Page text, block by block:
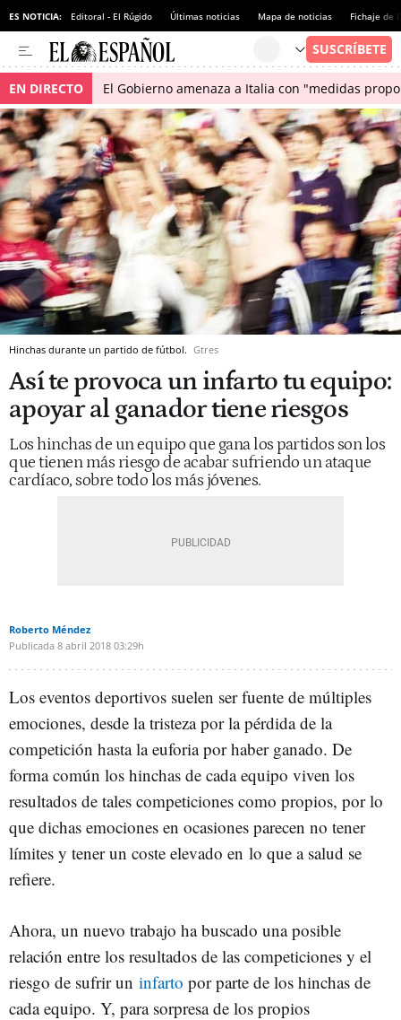
ES NOTICIA: Editoral - El Rúgido Últimas noticias Mapa de noticias Fichaje de
EN DIRECTO El Gobierno amenaza a Italia con "medidas
Hinchas durante un partido de fútbol. Gtres
Así te provoca un infarto tu equipo:
apoyar al ganador tiene riesgos
Los hinchas de un equipo que gana los partidos son los
que tienen más riesgo de acabar sufriendo un ataque
cardíaco, sobre todo los más jóvenes.
Roberto Méndez
Publicada 8 abril 2018 03:29h
Los eventos deportivos suelen ser fuente de múltiples
emociones, desde la tristeza por la pérdida de la
competición hasta la euforia por haber ganado. De
forma común los hinchas de cada equipo viven los
resultados de tales competiciones como propios, por lo
que dichas emociones en ocasiones parecen no tener
límites y tener un coste elevado en lo que a salud se
refiere.
Ahora, un nuevo trabajo ha buscado una posible
relación entre los resultados de las competiciones y el
riesgo de sufrir un infarto por parte de los hinchas de
cada equipo. Y, para sorpresa de los propios